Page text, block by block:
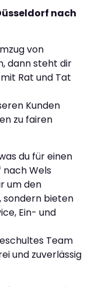
nach
von
dann steht dir
Rat und Tat
Kunden
zu fairen
du für einen
nach Wels
um den
sondern bieten
Ein- und
Team
und zuverlässig